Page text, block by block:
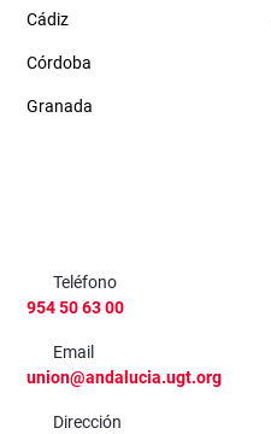
Cádiz
Córdoba
Granada
Teléfono
954 50 63 00
Email
union@andalucia.ugt.org
Dirección